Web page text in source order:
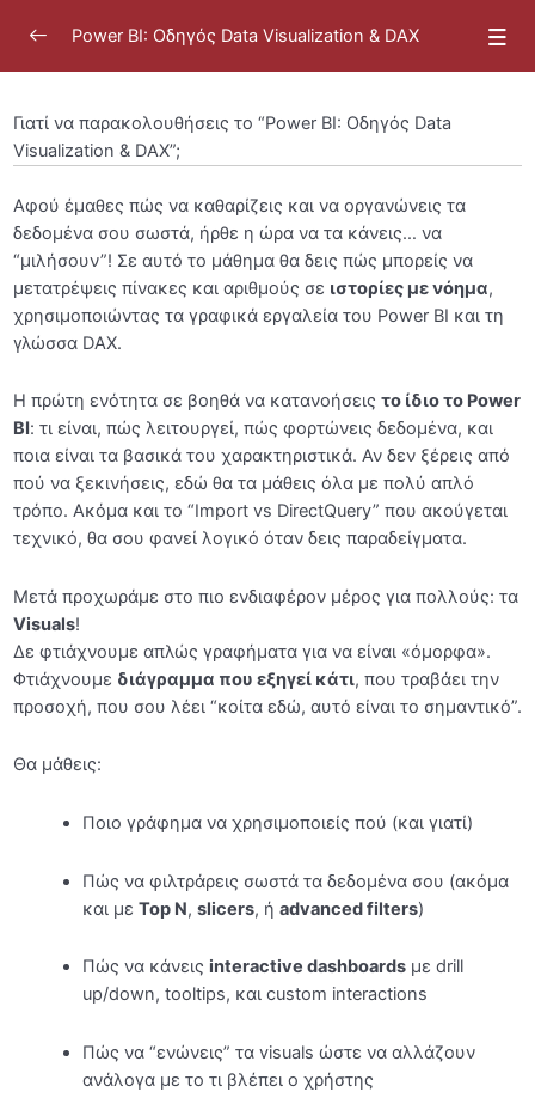
Εισαγωγή του Μαθήματος “Power BI: Οδηγός Data
Visualization”
Γιατί να παρακολουθήσεις το “Power BI: Οδηγός
Data Visualization & DAX”;
Γνωριμία με την καθοδηγήτρια
Τεχνικές Απαιτήσεις
Προτεινόμενο Εβδομαδιαίο Πλάνο
Κανόνες Κοινότητας
Κάνε Join τον Discord Server
μαθητές μας
[SOS: Για προβολή των βίντεο] Ενεργοποίηση
Αρχική Αξιολόγηση Γνώσεων
Σχετικά με το Project του μαθήματος 0/5
Βασικά Γραφήματα
Απλές και πιο Προχωρημένες τεχνικές
Data Visualization
Power BI: Οδηγός Data Visualization & DAX
Γιατί να παρακολουθήσεις το “Power BI: Οδηγός Data
Visualization & DAX”;
Αφού έμαθες πώς να καθαρίζεις και να οργανώνεις τα
δεδομένα σου σωστά, ήρθε η ώρα να τα κάνεις… να
“μιλήσουν”! Σε αυτό το μάθημα θα δεις πώς μπορείς να
μετατρέψεις πίνακες και αριθμούς σε ιστορίες με νόημα,
χρησιμοποιώντας τα γραφικά εργαλεία του Power BI και τη
γλώσσα DAX.
Η πρώτη ενότητα σε βοηθά να κατανοήσεις το ίδιο το Power
BI: τι είναι, πώς λειτουργεί, πώς φορτώνεις δεδομένα, και
ποια είναι τα βασικά του χαρακτηριστικά. Αν δεν ξέρεις από
πού να ξεκινήσεις, εδώ θα τα μάθεις όλα με πολύ απλό
τρόπο. Ακόμα και το “Import vs DirectQuery” που ακούγεται
τεχνικό, θα σου φανεί λογικό όταν δεις παραδείγματα.
Μετά προχωράμε στο πιο ενδιαφέρον μέρος για πολλούς: τα
Visuals!
Δε φτιάχνουμε απλώς γραφήματα για να είναι «όμορφα».
Φτιάχνουμε διάγραμμα που εξηγεί κάτι, που τραβάει την
προσοχή, που σου λέει “κοίτα εδώ, αυτό είναι το σημαντικό”.
Θα μάθεις:
Ποιο γράφημα να χρησιμοποιείς πού (και γιατί)
Πώς να φιλτράρεις σωστά τα δεδομένα σου (ακόμα
και μεTop N,slicers, ήadvanced filters)
Πώς να κάνεις interactive dashboards με drill
up/down, tooltips, και custom interactions
Πώς να “ενώνεις” τα visuals ώστε να αλλάζουν
ανάλογα με το τι βλέπει ο χρήστης